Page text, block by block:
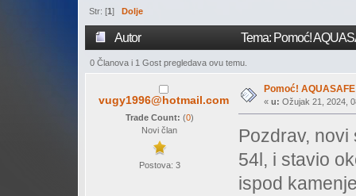
Str: [1] Dolje
Autor Tema: Pomoć!
0 Članova i 1 Gost pregledava ovu temu.
vugy1996@hotmail.com
Trade Count: (0)
Novi član
Postova: 3
Pomoć! AQUASAFE
« u: Ožujak 21, 2024,
Pozdrav,
54l, i stavio
ispod